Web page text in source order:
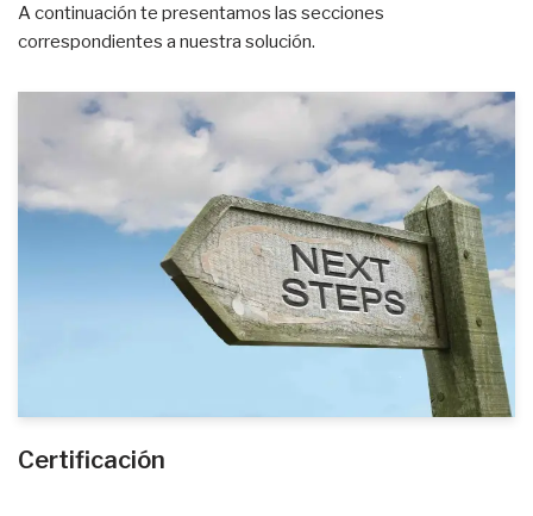
A continuación te presentamos las secciones
correspondientes a nuestra solución.
Certificación